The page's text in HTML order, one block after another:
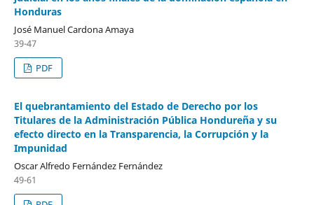
Honduras
José Manuel Cardona Amaya
39-47
PDF
El quebrantamiento del Estado de Derecho por los
Titulares de la Administración Pública Hondureña y su
efecto directo en la Transparencia, la Corrupción y la
Impunidad
Oscar Alfredo Fernández Fernández
49-61